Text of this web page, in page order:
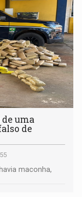
uma
de
maconha,